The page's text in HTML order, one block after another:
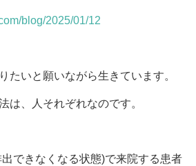
blog/2025/01/12
たいと願いながら生きています。
は、人それぞれなのです。
できなくなる状態)で来院する患者